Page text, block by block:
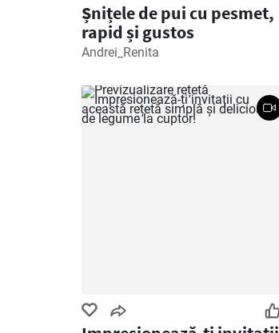
Șnițele de pui cu pesmet,
rapid și gustos
Andrei_Renita